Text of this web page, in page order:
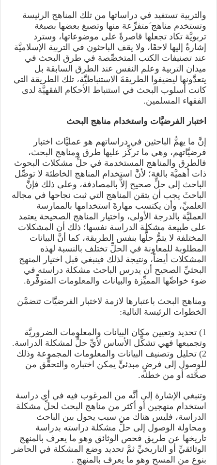
والتربية تستفيد في دراساتها من تلك المناهج الرئيسة
وتستخدم مناهج َمتفرِّعة منها وتصبغ بعضها بصبغة
تربويَّة تكاد تجعلها قاصرةً على موضوعاتها، وسترد
إشارةٌ إليها لاحقَا، ولا يقف الباحثون في التربية الإسلاميَّة
عند تصنيفات الكتب المتخصِّصة في طرق البحث في
ميدان التربية وعلم النفس عند الطرق السابقة بل
يتعدَّونها ليضيفوا الطريقةَ الاستنباطيَّة، تلك الطريقة التي
كانت أسلوب البحث في استنباط الأحكام الفقهيَّة لدى
الفقهاء المسلمين.
اختبار الفرضيَّات واستخدام مناهج البحث
إنَّ ما يهمُّ الباحثين في دراساتهم هو عمليَّات اختبار
فرضيَّاتهم، وهي ما تركِّز عليها طرق ومناهج البحث،
فالطرق والمناهج المستخدمة في حلِّ مشكلات البحوث
ذات أهميَّة بالغة؛ لأنَّ استخدام المناهج الخاطئة لا توصِّل
الباحث إلى حلٍّ صحيح إلاَّ بالمصادفة، وعلى ذلك فإنَّ
الباحثَ يجب أن يتقن المناهج التي ثبت نجاحها في مجاله
العلميِّ، وأن يكتسب مهارةَ استخدامها بالممارسة
العمليَّة بالدرجة الأولى، واختيار المناهج الصحيحة يعتمد
على طبيعة مشكلة الدراسة نفسها؛ ذلك أن المشكلات
المختلفة لا يتمُّ حلُّها بنفس الطريقة، كما أنَّ البيانات
المطلوبة للمعاونة في الحلِّ تختلف بالنسبة لهذه
المشكلات أيضاً، ونتيجة لذلك فينبغي قبل اختيار المنهج
البحثيِّ الصحيح أن يدرس الباحث مشكلة دراسته في
ضوء خواصِّها المميِّزة والبيانات والمعلومات المتوفِّرة.
ومناهج البحث باعتبارها لازمة لاختبار الفرضيَّات تتضمَّن
الخطوات الرئيسة التالية:
1) تحديد وتعيين مكان البيانات والمعلومات الضروريَّة
وتجميعها فهي تشكِّل الأساس لأيِّ حلٍّ لمشكلة الدراسة.
2) تحليل وتصنيف البيانات والمعلومات المجموعة وذلك
للوصول إلى فرضٍ مبدئيٍّ يمكن اختباره والتحقُّق من
صحَّته أو من خطئه.
وتنبغي الإشارة إلى أنَّه من المرغوب فيه في أي دراسة
استخدام منهجين أو أكثر من مناهج البحث لحلِّ مشكلة
الدراسة، فليس هناك من سبب يحول بين الباحث
ومحاولة الوصول إلى حلِّ مشكلة دراسته بدراسة
تاريخها عن طريق فحص الوثائق وهو ما يعرف بالمنهج
الوثائقيِّ أو التاريخيِّ ثمَّ تحديد وضع المشكلة في الحاضر
بنوع من المسح وهو ما يعرف بالمنهج .